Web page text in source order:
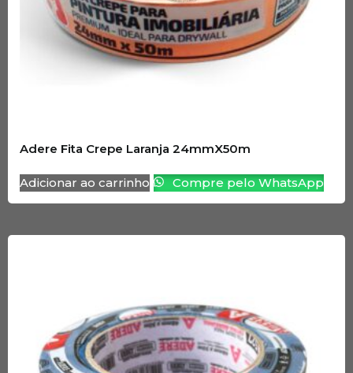
Adere Fita Crepe Laranja 24mmX50m
Adicionar ao carrinho Compre pelo WhatsApp